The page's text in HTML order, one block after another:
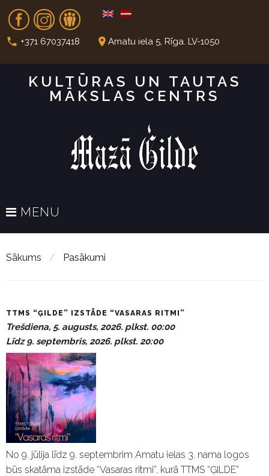
t
Fb In Dr
call +371 67037418 place Amatu iela 5, Rīga. LV-1050
KULTŪRAS UN TAUTAS
MĀKSLAS CENTRS
MENU
Sākums / Pasākumi
P
a
s
ā
k
u
m
i
TTMS “ĢILDE” IZSTĀDE “VASARAS RITMI”
Trešdiena, 5. augusts, 2026. plkst. 00:00
Līdz 9. septembris, 2026. plkst. 20:00
No 9. jūlija līdz 9. septembrim Amatu ielas 3. nama logos
būs skatāma izstāde “Vasaras ritmi”, kurā TTMS “ĢILDE”